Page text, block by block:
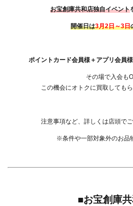
お宝創庫共和店独自イベント
開催日は3月2日～3日
ポイントカード会員様＋アプリ会員
その場で入会も
この機会にオトクに買取しても
注意事項など、詳しくは店頭で
※条件や一部対象外のお品
■お宝創庫